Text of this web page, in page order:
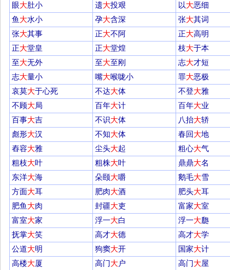
眼大肚小 遗大投艰 以大恶细
鱼 大水小 孕大含深 张大其词
张大其事 正大不阿 正大高明
正大堂皇 正大堂煌 枝大于本
至大无外 至大至刚 志大才短
志大量小 嘴大喉咙小 罪大恶极
哀莫大于心死 不达大体 不登大雅
不顾大局 百年大计 百年大业
百事大吉 不识大体 八抬大轿
彪形大汉 不知大体 春回 大地
舂容大雅 尘头大起 粗心大气
粗枝大叶 粗株大叶 鼎鼎大名
东洋大海 朵颐大嚼 鹅毛大雪
方面大耳 肥肉大酒 肥头大耳
肥鱼 大肉 封疆大吏 富家大室
富室大家 浮一大白 浮一大瓟
抚掌大笑 高才大德 高才大学
公道大明 狗窦大开 国家大计
高楼大厦 高门 大户 高门 大屋